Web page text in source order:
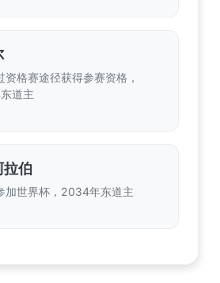
资格赛途径获得参赛资格，
道主
伯
加世界杯，2034年东道主